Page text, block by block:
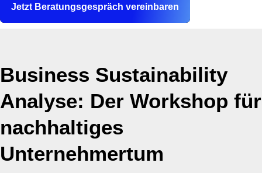
Jetzt Beratungsgespräch vereinbaren
Business Sustainability
Analyse: Der Workshop für
nachhaltiges
Unternehmertum